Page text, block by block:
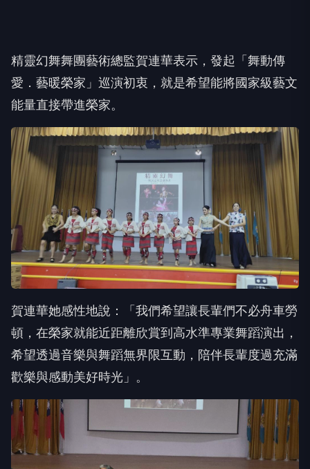
精靈幻舞舞團藝術總監賀連華表示，發起「舞動傳
愛．藝暖榮家」巡演初衷，就是希望能將國家級藝文
能量直接帶進榮家。
賀連華她感性地說：「我們希望讓長輩們不必舟車勞
頓，在榮家就能近距離欣賞到高水準專業舞蹈演出，
希望透過音樂與舞蹈無界限互動，陪伴長輩度過充滿
歡樂與感動美好時光」。